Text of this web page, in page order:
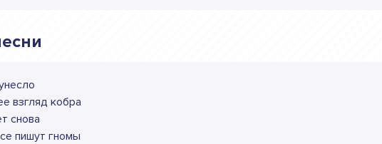
взгляд кобра
снова
пишут гномы